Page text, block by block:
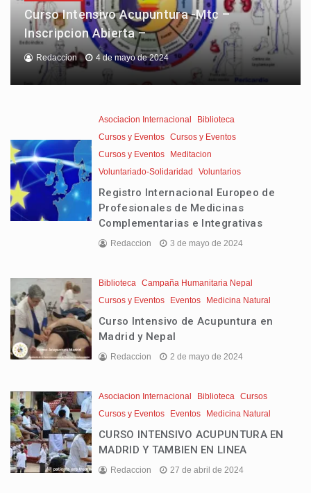
Curso Intensivo Acupuntura -Mtc –
Inscripcion Abierta –
Redaccion 4 de mayo de 2024
Asociacion Internacional
Biblioteca
Cursos y Eventos Cursos y Eventos
Cursos y Eventos
Meditacion
Voluntariado-Solidaridad
Voluntarios
Registro Internacional Europeo de
Profesionales de Medicinas
Complementarias e Integrativas
Redaccion 3 de mayo de 2024
Biblioteca Campaña Humanitaria Nepal
Cursos y Eventos
Eventos Medicina Natural
Curso Intensivo de Acupuntura en
Madrid y Nepal
Redaccion 2 de mayo de 2024
Asociacion Internacional Biblioteca Cursos
Cursos y Eventos
Eventos Medicina Natural
CURSO INTENSIVO ACUPUNTURA EN
MADRID Y TAMBIEN EN LINEA
Redaccion 27 de abril de 2024